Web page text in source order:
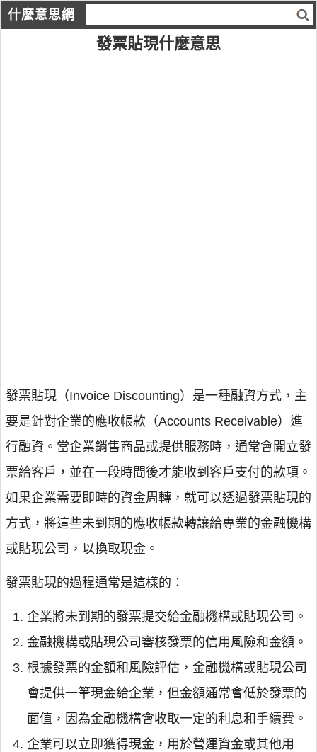
什麼意思網
發票貼現什麼意思
發票貼現（Invoice Discounting）是一種融資方式，主
要是針對企業的應收帳款（Accounts Receivable）進
行融資。當企業銷售商品或提供服務時，通常會開立發
票給客戶，並在一段時間後才能收到客戶支付的款項。
如果企業需要即時的資金周轉，就可以透過發票貼現的
方式，將這些未到期的應收帳款轉讓給專業的金融機構
或貼現公司，以換取現金。
發票貼現的過程通常是這樣的：
企業將未到期的發票提交給金融機構或貼現公司。
金融機構或貼現公司審核發票的信用風險和金額。
根據發票的金額和風險評估，金融機構或貼現公司
會提供一筆現金給企業，但金額通常會低於發票的
面值，因為金融機構會收取一定的利息和手續費。
企業可以立即獲得現金，用於營運資金或其他用